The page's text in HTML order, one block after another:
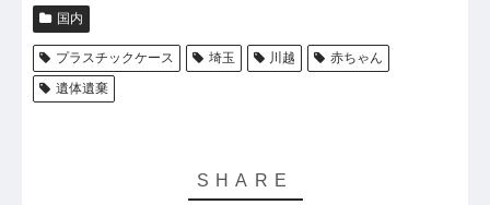
国内
プラスチックケース 埼玉 川越
赤ちゃん
遺体遺棄